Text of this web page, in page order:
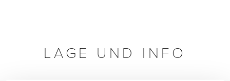
LAGE UND INFO